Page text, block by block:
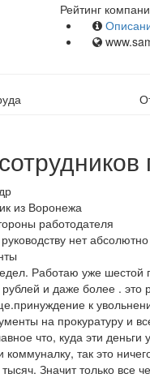
Рейтинг
из Воронежа
работодателя
нет
Работаю уже
и даже более .
к
на прокуратуру и
что, куда эти деньги
коммуналку, так это
Значит только все